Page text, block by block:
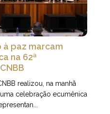
paz marcam
na 62ª
realizou, na manhã
celebração ecumênica